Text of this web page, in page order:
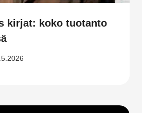
kirjat: koko tuotanto